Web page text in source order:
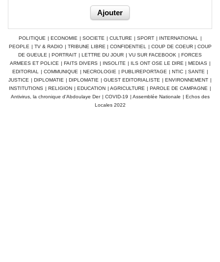
POLITIQUE | ECONOMIE | SOCIETE | CULTURE | SPORT | INTERNATIONAL |
PEOPLE | TV & RADIO | TRIBUNE LIBRE | CONFIDENTIEL | COUP DE COEUR | COUP
DE GUEULE | PORTRAIT | LETTRE DU JOUR | VU SUR FACEBOOK | FORCES
ARMEES ET POLICE | FAITS DIVERS | INSOLITE | ILS ONT OSE LE DIRE | MEDIAS |
EDITORIAL | COMMUNIQUE | NECROLOGIE | PUBLIREPORTAGE | NTIC | SANTE |
JUSTICE | DIPLOMATIE | DIPLOMATIE | GUEST EDITORIALISTE | ENVIRONNEMENT |
INSTITUTIONS | RELIGION | EDUCATION | AGRICULTURE | PAROLE DE CAMPAGNE |
Antivirus, la chronique d'Abdoulaye Der | COVID-19 | Assemblée Nationale | Echos des
Locales 2022